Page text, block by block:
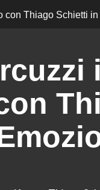
con Thiago Schietti